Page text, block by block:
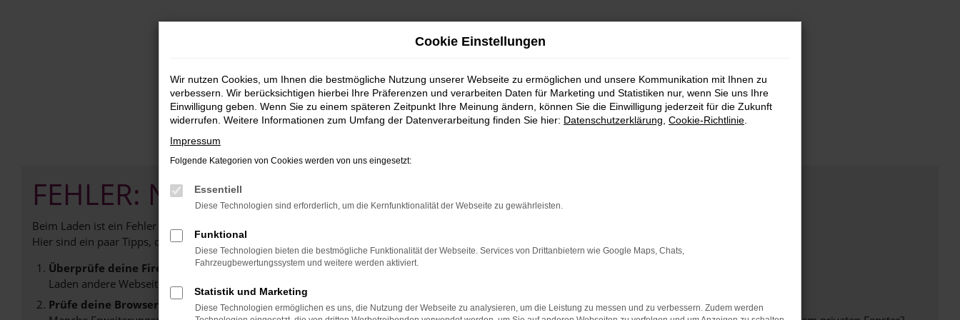
FEHLER: NETWORK ERROR
Beim Laden ist ein Fehler aufgetreten.
Hier sind ein paar Tipps, die dir helfen können:
Überprüfe deine Firewall und deine Internetverbindung.
Laden andere Webseiten, zum Beispiel deine Suchmaschine?
Prüfe deine Browsererweiterungen.
Cookie Einstellungen
Wir nutzen Cookies, um Ihnen die bestmögliche Nutzung unserer Webseite zu ermöglichen und unsere Kommunikation mit Ihnen zu
verbessern. Wir berücksichtigen hierbei Ihre Präferenzen und verarbeiten Daten für Marketing und Statistiken nur, wenn Sie uns Ihre
Einwilligung geben. Wenn Sie zu einem späteren Zeitpunkt Ihre Meinung ändern, können Sie die Einwilligung jederzeit für die Zukunft
widerrufen. Weitere Informationen zum Umfang der Datenverarbeitung finden Sie hier: Datenschutzerklärung Cookie-Richtlinie
Impressum
Folgende Kategorien von Cookies werden von uns eingesetzt:
Essentiell
Diese Technologien sind erforderlich, um die Kernfunktionalität der Webseite zu gewährleisten.
Funktional
Diese Technologien bieten die bestmögliche Funktionalität der Webseite. Services von Drittanbietern wie Google Maps, Chats,
Fahrzeugbewertungssystem und weitere werden aktiviert.
Statistik und Marketing
Diese Technologien ermöglichen es uns, die Nutzung der Webseite zu analysieren, um die Leistung zu messen und zu verbessern. Zudem werden